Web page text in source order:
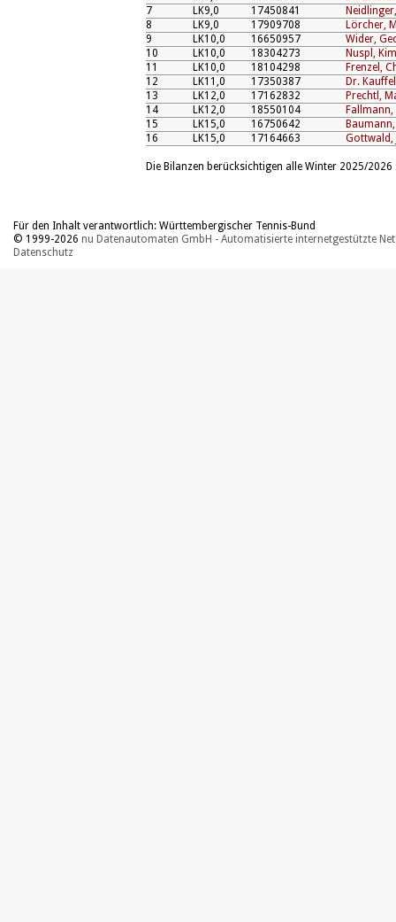
7
LK9,0 17450841
8
LK9,0 17909708
Lörcher,
9
LK10,0 16650957
Wider,
10
LK10,0 18304273
Nuspl,
11
LK10,0 18104298
Frenzel,
12
LK11,0 17350387
Dr.
13
LK12,0 17162832
Prechtl,
14
LK12,0 18550104
15
LK15,0 16750642
16
LK15,0 17164663 Gottwald,
Die Bilanzen berücksichtigen alle Winter 2025/
Für den Inhalt verantwortlich: Württembergischer Tennis-Bund
© 1999-2026 nu Datenautomaten GmbH - Automatisierte internetgestützte
Datenschutz